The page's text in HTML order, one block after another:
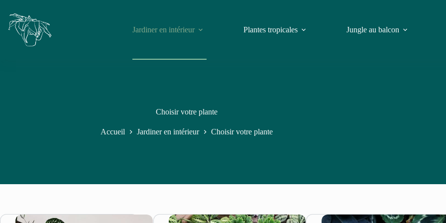
Jardiner en intérieur Plantes tropicales Jungle au balcon
Choisir votre plante
Accueil Jardiner en intérieur Choisir votre plante